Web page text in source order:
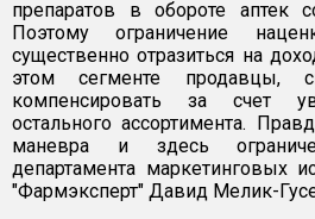
препаратов в обороте аптек
Поэтому ограничение
существенно отразиться на
этом сегменте продавцы,
компенсировать за счет
остального ассортимента.
маневра и здесь
департамента маркетинговых
"Фармэксперт" Давид Мелик-